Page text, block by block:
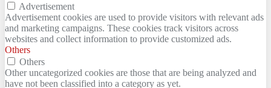
Advertisement
Advertisement cookies are used to provide visitors with relevant ads
and marketing campaigns. These cookies track visitors across
websites and collect information to provide customized ads.
Others
Others
Other uncategorized cookies are those that are being analyzed and
have not been classified into a category as yet.